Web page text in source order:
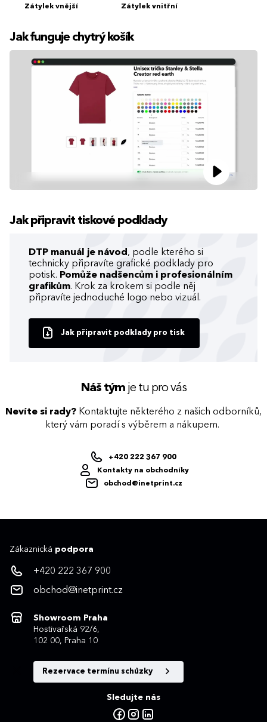
Zátylek vnější Zátylek vnitřní
Jak funguje chytrý košík
Jak připravit tiskové podklady
DTP manuál je návod , podle kterého si
technicky připravíte grafické podklady pro
potisk. Pomůže nadšencům i profesionálním
grafikům. Krok za krokem si podle něj
připravíte jednoduché logo nebo vizuál.
Jak připravit podklady pro tisk
Náš týmje tu pro vás
Nevíte si rady? Kontaktujte některého z našich odborníků,
který vám poradí s výběrem a nákupem.
+420 222 367 900
Kontakty na obchodníky
obchod@inetprint.cz
Zákaznická podpora
+420 222 367 900
obchod@inetprint.cz
Showroom Praha
Hostivařská 92/6,
102 00, Praha 10
Rezervace termínu schůzky
Sledujte nás